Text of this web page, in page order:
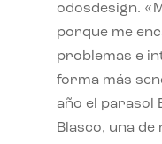
odosdesign.
porque me
problemas e
forma más
año el parasol
Blasco, una